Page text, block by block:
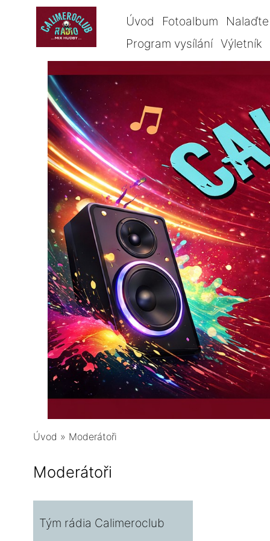
Úvod Fotoalbum
Program vysílání Výletník
Úvod » Moderátoři
Moderátoři
Tým rádia Calimeroclub